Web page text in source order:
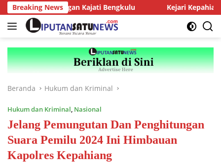
Langsung
ke
konten
Breaking News
dengan Kajati Bengkulu Kejari Kepahiang
Beranda Hukum dan Kriminal
Hukum dan Kriminal, Nasional
Jelang Pemungutan Dan Penghitungan
Suara Pemilu 2024 Ini Himbauan
Kapolres Kepahiang